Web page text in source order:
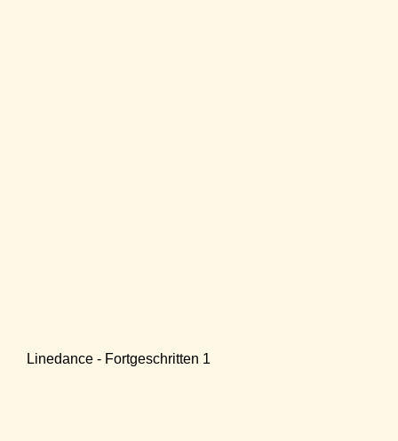
Linedance - Fortgeschritten 1